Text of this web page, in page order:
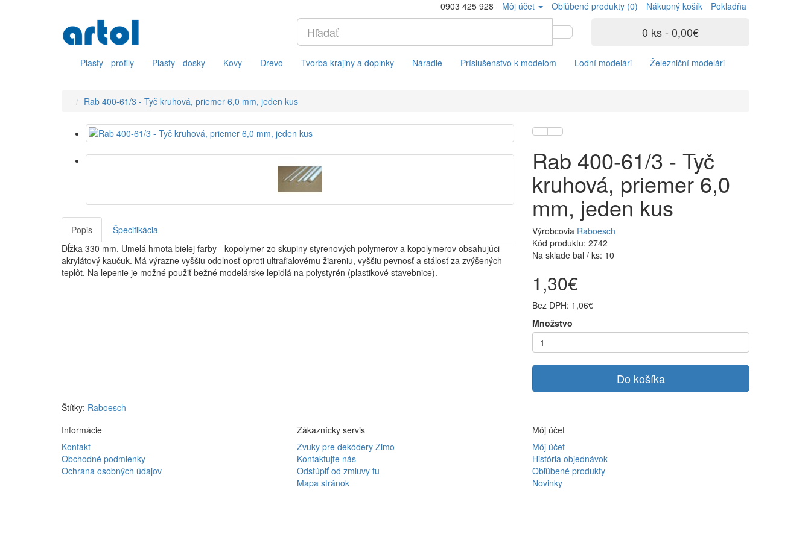
0903 425 928 Môj účet Obľúbené produkty (0) Nákupný košík Pokladňa
0 ks - 0,00€
Plasty - profily Plasty - dosky Kovy Drevo Tvorba krajiny a doplnky Náradie Príslušenstvo k modelom Lodní modelári Železniční modelári
Rab 400-61/3 - Tyč kruhová, priemer 6,0 mm, jeden kus
Popis
Špecifikácia
Dĺžka 330 mm. Umelá hmota bielej farby - kopolymer zo skupiny styrenových polymerov a kopolymerov obsahujúci
akrylátový kaučuk. Má výrazne vyššiu odolnosť oproti ultrafialovému žiareniu, vyššiu pevnosť a stálosť za zvýšených
teplôt. Na lepenie je možné použiť bežné modelárske lepidlá na polystyrén (plastikové stavebnice).
Rab 400-61/3 - Tyč
kruhová, priemer 6,0
mm, jeden kus
Výrobcovia Raboesch
Kód produktu: 2742
Na sklade bal / ks: 10
1,30€
Bez DPH: 1,06€
Množstvo
Do košíka
Štítky: Raboesch
Informácie
Kontakt
Obchodné podmienky
Ochrana osobných údajov
Zákaznícky servis
Zvuky pre dekódery Zimo
Kontaktujte nás
Odstúpiť od zmluvy tu
Mapa stránok
Môj účet
Môj účet
História objednávok
Obľúbené produkty
Novinky